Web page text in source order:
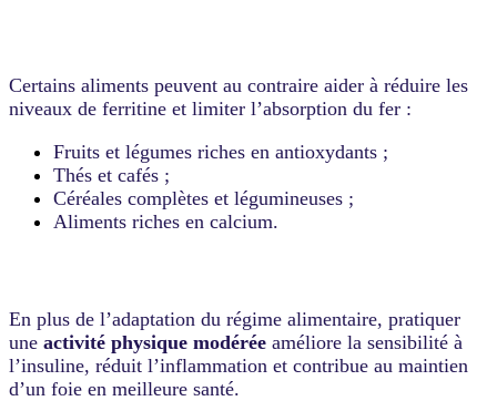
Certains aliments peuvent au contraire aider à réduire les
niveaux de ferritine et limiter l’absorption du fer :
Fruits et légumes riches en antioxydants ;
Thés et cafés ;
Céréales complètes et légumineuses ;
Aliments riches en calcium.
En plus de l’adaptation du régime alimentaire, pratiquer
une activité physique modérée améliore la sensibilité à
l’insuline, réduit l’inflammation et contribue au maintien
d’un foie en meilleure santé.